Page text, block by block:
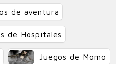
de aventura
de Hospitales
Juegos de Momo